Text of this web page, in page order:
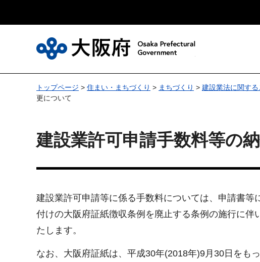
トップページ > 住まい・まちづくり > まちづくり > 建設業法に関する
更について
建設業許可申請手数料等の
建設業許可申請等に係る手数料については、申請書
付けの大阪府証紙徴収条例を廃止する条例の施行に
たします。
なお、大阪府証紙は、平成30年(2018年)9月30日をも